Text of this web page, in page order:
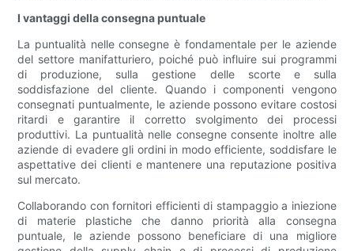
I vantaggi della consegna puntuale
La puntualità nelle consegne è fondamentale per le aziende
del settore manifatturiero, poiché può influire sui programmi
di produzione, sulla gestione delle scorte e sulla
soddisfazione del cliente. Quando i componenti vengono
consegnati puntualmente, le aziende possono evitare costosi
ritardi e garantire il corretto svolgimento dei processi
produttivi. La puntualità nelle consegne consente inoltre alle
aziende di evadere gli ordini in modo efficiente, soddisfare le
aspettative dei clienti e mantenere una reputazione positiva
sul mercato.
Collaborando con fornitori efficienti di stampaggio a iniezione
di materie plastiche che danno priorità alla consegna
puntuale, le aziende possono beneficiare di una migliore